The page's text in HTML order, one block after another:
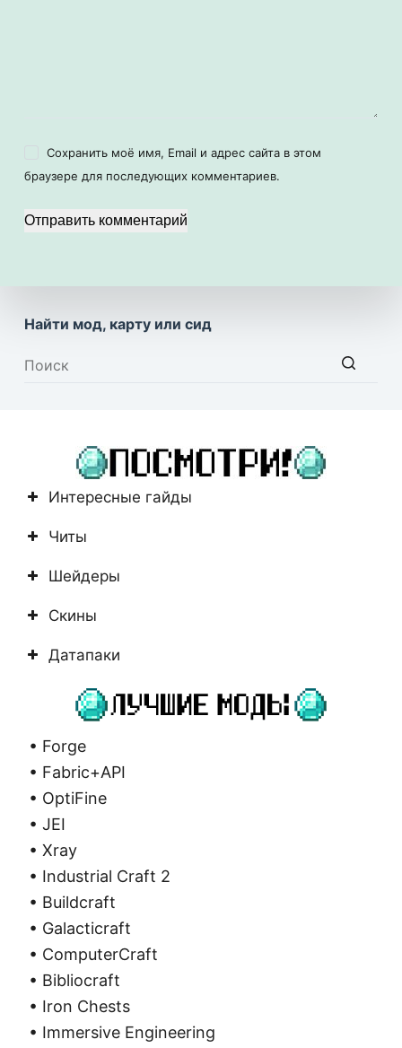
Сохранить моё имя, Email и адрес сайта в этом
браузере для последующих комментариев.
Отправить комментарий
Найти мод, карту или сид
Интересные гайды
Читы
Шейдеры
Скины
Датапаки
• Forge
• Fabric+API
• OptiFine
• JEI
• Xray
• Industrial Craft 2
• Buildcraft
• Galacticraft
• ComputerCraft
• Bibliocraft
• Iron Chests
• Immersive Engineering